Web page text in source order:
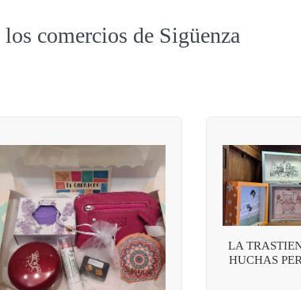
comercios de Sigüenza
LA
HUCHAS